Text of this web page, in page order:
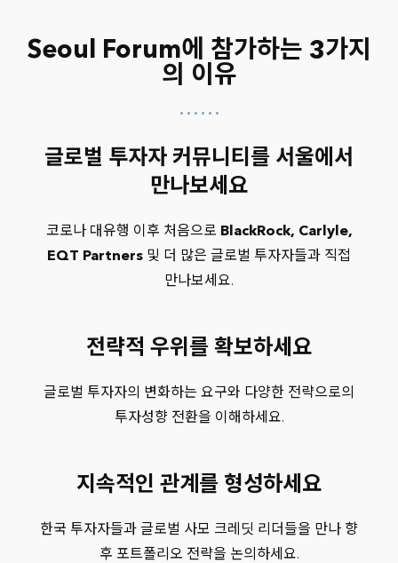
Korea Investment Corporation (KIC)
Korea Post Savings
KTB Asset Management
Northleaf Capital Partners
Nuveen
ABL Life Insurance
AIALife Korea
BlackRock
CapitaLand Fund Management
Crestline Investors Inc
EQT Partners
Goldman Sachs
Hyundai Marine & Fire Insurance
I Squared Capital
KB Life Insurance
Seoul Forum에 참가하는 3가지
의 이유
글로벌 투자자 커뮤니티를 서울에서
만나보세요
코로나 대유행 이후 처음으로 BlackRock, Carlyle,
EQT Partners 및 더 많은 글로벌 투자자들과 직접
만나보세요.
전략적 우위를 확보하세요
글로벌 투자자의 변화하는 요구와 다양한 전략으로의
투자성향 전환을 이해하세요.
지속적인 관계를 형성하세요
한국 투자자들과 글로벌 사모 크레딧 리더들을 만나 향
후 포트폴리오 전략을 논의하세요.